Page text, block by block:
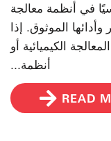
في أنظمة معالجة
الموثوق. إذا
الكيميائية أو
أنظمة...
READ